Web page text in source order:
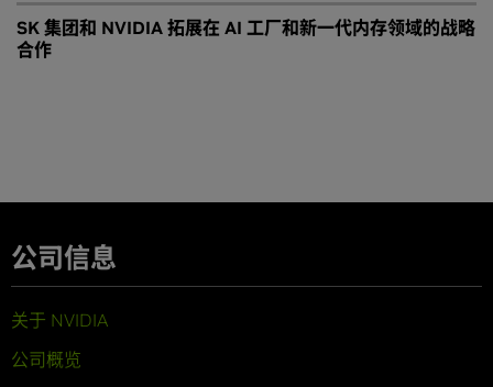
SK 集团和 NVIDIA 拓展在 AI 工厂和新一代内存领域的战略
合作
公司信息
关于 NVIDIA
公司概览